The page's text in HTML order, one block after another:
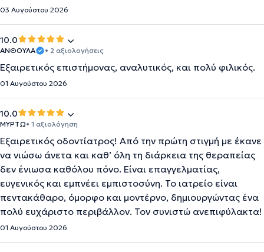
03 Αυγούστου 2026
10.0
ΑΝΘΟΥΛΑ • 2 αξιολογήσεις
Εξαιρετικός επιστήμονας, αναλυτικός, και πολύ φιλικός.
01 Αυγούστου 2026
10.0
ΜΥΡΤΩ• 1 αξιολόγηση
Εξαιρετικός οδοντίατρος! Από την πρώτη στιγμή με έκανε
να νιώσω άνετα και καθ’ όλη τη διάρκεια της θεραπείας
δεν ένιωσα καθόλου πόνο. Είναι επαγγελματίας,
ευγενικός και εμπνέει εμπιστοσύνη. Το ιατρείο είναι
πεντακάθαρο, όμορφο και μοντέρνο, δημιουργώντας ένα
πολύ ευχάριστο περιβάλλον. Τον συνιστώ ανεπιφύλακτα!
01 Αυγούστου 2026